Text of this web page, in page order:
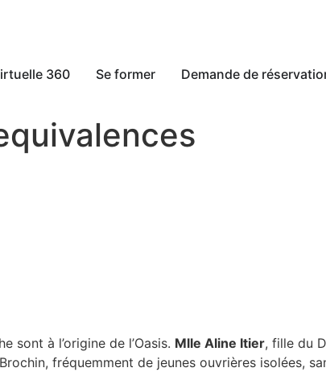
360 Se former Demande de
sont à l’origine de l’Oasis. Mlle Aline Itier, fille du
fréquemment de jeunes ouvrières isolées,